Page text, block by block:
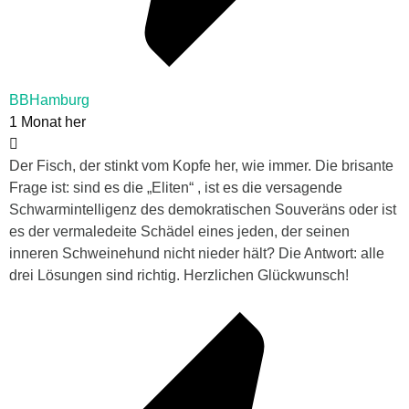
BBHamburg
1 Monat her
Der Fisch, der stinkt vom Kopfe her, wie immer. Die brisante
Frage ist: sind es die „Eliten“ , ist es die versagende
Schwarmintelligenz des demokratischen Souveräns oder ist
es der vermaledeite Schädel eines jeden, der seinen
inneren Schweinehund nicht nieder hält? Die Antwort: alle
drei Lösungen sind richtig. Herzlichen Glückwunsch!